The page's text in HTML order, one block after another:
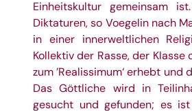
Einheitskultur gemeinsam
Diktaturen, so Voegelin nach
in einer innerweltlichen
Kollektiv der Rasse, der Klasse
zum ’Realissimum‘ erhebt und
Das Göttliche wird in
gesucht und gefunden; es